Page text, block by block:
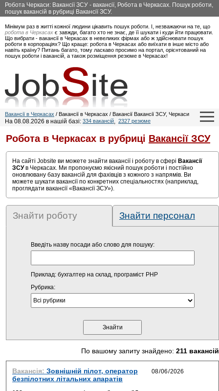
Робота Черкаси: Вакансії ЗСУ - вакансії, Робота в Черкасах. Пошук роботи,
пошук вакансій в рубриці Вакансії ЗСУ.
Мінімум раз в житті кожної людини цікавить пошук роботи. І, незважаючи на те, що
робота в Черкасах є завжди, багато хто не знає, де її шукати і куди йти працювати.
Що вибрати - вакансії в Черкасах в невеликих фірмах або ж здійснювати пошук
роботи в корпораціях? Що краще: робота в Черкасах або виїхати в інше місто або
навіть країну? Питань багато, тому ласкаво просимо на портал, орієнтований на
пошук роботи і вакансій, а також розміщення резюме в Черкасах!
Вакансії в Черкасах / Вакансії в Черкасах / Вакансії Вакансії ЗСУ, Черкаси
На 08.08.2026 в нашій базі: 334 вакансій, 2327 резюме
Робота в Черкасах в рубриці Вакансії ЗСУ
На сайті Jobsite ви можете знайти вакансії і роботу в сфері Вакансії
ЗСУв Черкасах. Ми пропонуємо якісний пошук роботи і постійно
оновлювану базу вакансій для фахівців з кожного з напрямів. Ви
можете шукати вакансії по конкретних спеціальностях (наприклад,
проглядати вакансії «Вакансії ЗСУ»).
Знайти роботу Знайти персонал
Введіть назву посади або слово для пошуку:
Приклад: бухгалтер на склад, програміст PHP
Рубрика:
По вашому запиту знайдено: 211 вакансій
Вакансія: Зовнішній пілот, оператор
безпілотних літальних апаратів